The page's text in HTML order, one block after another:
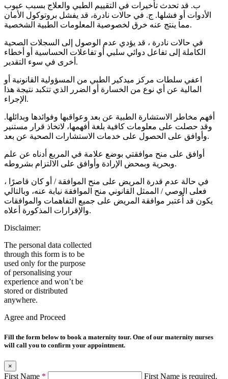
ب. قد تحدث تأخيرات في التقييم الطبي والعلاج بسبب عيوب
الأدوات أو فشلها. ج. في حالات نادرة، قد يفشل بروتوكول الأمان
مما ينتج عنه خرق لخصوصية المعلومات الطبية الشخصية.
في حالات نادرة ، قد يؤدي عدم الوصول إلى السجلات الصحية
الكاملة إلى تفاعل دوائي سلبي أو تفاعلات الحساسية أو أخطاء
أخرى في سوء التقدير.
اعفي سلطات مركز ميدكير الطبي من المسؤولية القانونية أو
المالية عن أي نوع من الخسارة أو الضرر الذي تتكبد نتيجة هذا
الإجراء.
أفهم مخاطر الاستشارة الطبية عن بعد وعواقبها وفوائدها وبدائلها.
وقد حصلت على معلومات كافية بلغة أفهمها، لاتخاذ قرار مستنير
وأوافق على الحصول على خدمات الاستشارات الصحية عن بعد.
أوافق على منح موافقتي بوضع علامة في المربع أدناه عن علم
وبحرية وبمحض الإرادة وأوافق على الالتزام بشروطه.
في حالة عدم قدرة المريض على منح الموافقة / أو كان قاصرًا ،
فعلى الوصي / الممثل القانوني منح الموافقة نيابة عنه، وبالتالي
يكون قد اُعتبر موافقة المريض على جميع التفاهمات والموافقات
والإقرارات المذكورة أعلاه.
Disclaimer:
The personal data collected
through this form is to be
used only for the purpose
of personalising your
experience and won’t be
stored or distributed
anywhere.
Agree and Proceed
Fill the form below to book a maternity tour. One of our maternity nurses
will call you to confirm your appointment.
×
First Name * First Name is required.